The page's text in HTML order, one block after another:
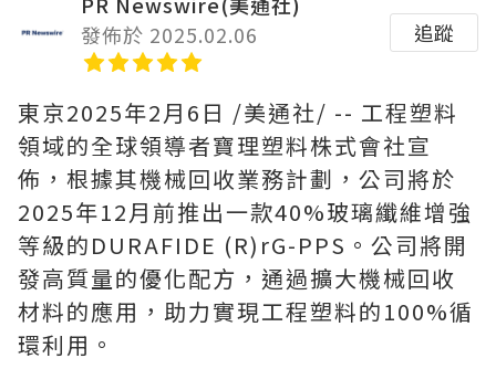
發佈於 2025.02.06
追蹤
東京2025年2月6日 /美通社/ -- 工程塑料
領域的全球領導者寶理塑料株式會社宣
佈，根據其機械回收業務計劃，公司將於
2025年12月前推出一款40%玻璃纖維增強
等級的DURAFIDE (R)rG-PPS。公司將開
發高質量的優化配方，通過擴大機械回收
材料的應用，助力實現工程塑料的100%循
環利用。